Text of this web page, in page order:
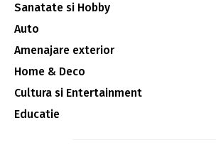
Sanatate si Hobby
Auto
Amenajare exterior
Home & Deco
Cultura si Entertainment
Educatie